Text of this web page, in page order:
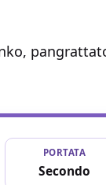
PORTATA
Secondo